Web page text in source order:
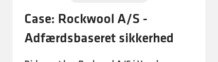
Case: Rockwool A/S -
Adfærdsbaseret sikkerhed